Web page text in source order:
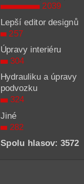
2039
Lepší editor designů
257
Úpravy interiéru
304
Hydrauliku a úpravy
podvozku
324
Jiné
282
Spolu hlasov: 3572